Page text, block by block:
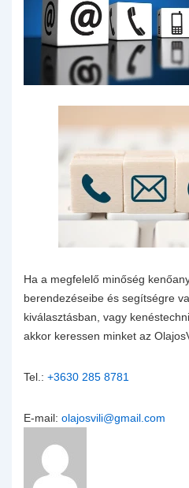
Ha a megfelelő minőség
berendezéseibe és segítségre
kiválasztásban, vagy
akkor keressen minket az
Tel.: +3630 285 8781
E-mail: olajosvili@gmail.com